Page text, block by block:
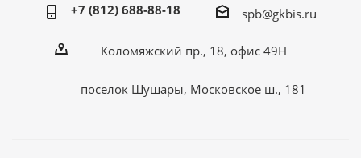
+7 (812) 688-88-18 spb@gkbis.ru
Коломяжский пр., 18, офис 49Н
поселок Шушары, Московское ш., 181